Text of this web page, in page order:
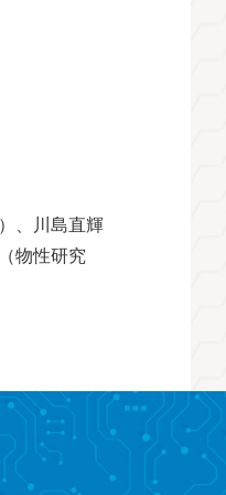
、川島直輝
物性研究